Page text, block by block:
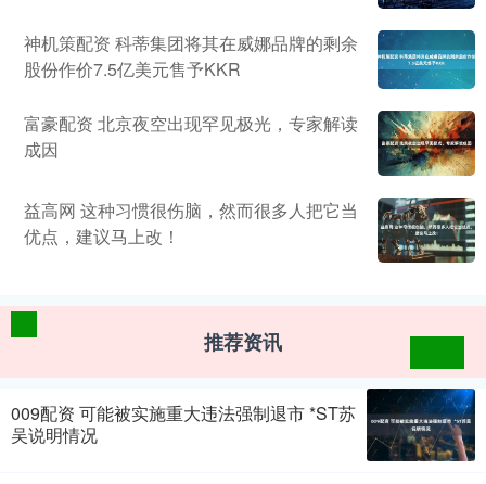
神机策配资 科蒂集团将其在威娜品牌的剩余
股份作价7.5亿美元售予KKR
富豪配资 北京夜空出现罕见极光，专家解读
成因
益高网 这种习惯很伤脑，然而很多人把它当
优点，建议马上改！
推荐资讯
009配资 可能被实施重大违法强制退市 *ST苏
吴说明情况